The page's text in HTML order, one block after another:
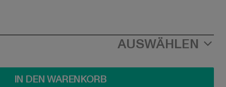
AUSWÄHLEN
IN DEN WARENKORB